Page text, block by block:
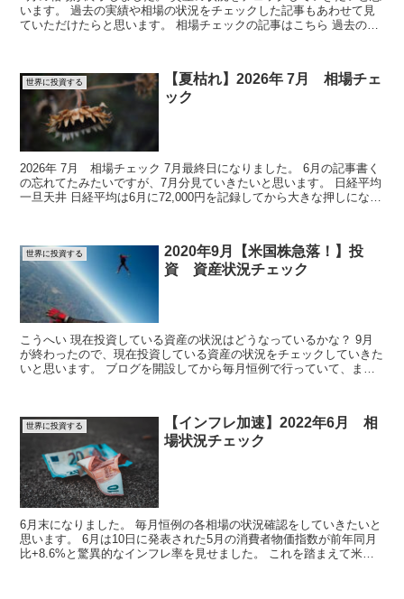
います。 過去の実績や相場の状況をチェックした記事もあわせて見
ていただけたらと思います。 相場チェックの記事はこちら 過去の実
世界に投資する
【夏枯れ】2026年 7月 相場チェ
ック
2026年 7月 相場チェック 7月最終日になりました。 6月の記事書く
の忘れてたみたいですが、7月分見ていきたいと思います。 日経平均
一旦天井 日経平均は6月に72,000円を記録してから大きな押しにな
世界に投資する
2020年9月【米国株急落！】投
資 資産状況チェック
こうへい 現在投資している資産の状況はどうなっているかな？ 9月
が終わったので、現在投資している資産の状況をチェックしていきた
いと思います。 ブログを開設してから毎月恒例で行っていて、まと
世界に投資する
【インフレ加速】2022年6月 相
場状況チェック
6月末になりました。 毎月恒例の各相場の状況確認をしていきたいと
思います。 6月は10日に発表された5月の消費者物価指数が前年同月
比+8.6%と驚異的なインフレ率を見せました。 これを踏まえて米